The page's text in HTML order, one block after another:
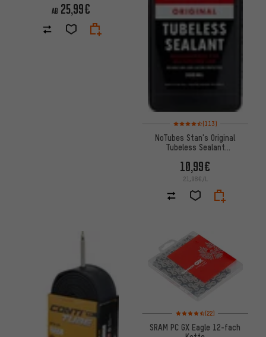
AB 25,99€
Bewertungen: 4,5 von 5
(113)
NoTubes Stan's Original
Tubeless Sealant
10,99€
21,98€/L
Bewertungen: 4,5 von 5
(22)
SRAM PC GX Eagle 12-fach